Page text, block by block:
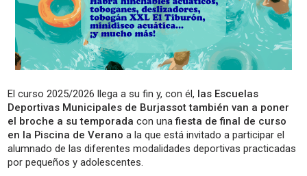
El curso 2025/2026 llega a su fin y, con él, las Escuelas
Deportivas Municipales de Burjassot también van a poner
el broche a su temporada con unafiesta de final de curso
en la Piscina de Verano a la que está invitado a participar el
alumnado de las diferentes modalidades deportivas practicadas
por pequeños y adolescentes.